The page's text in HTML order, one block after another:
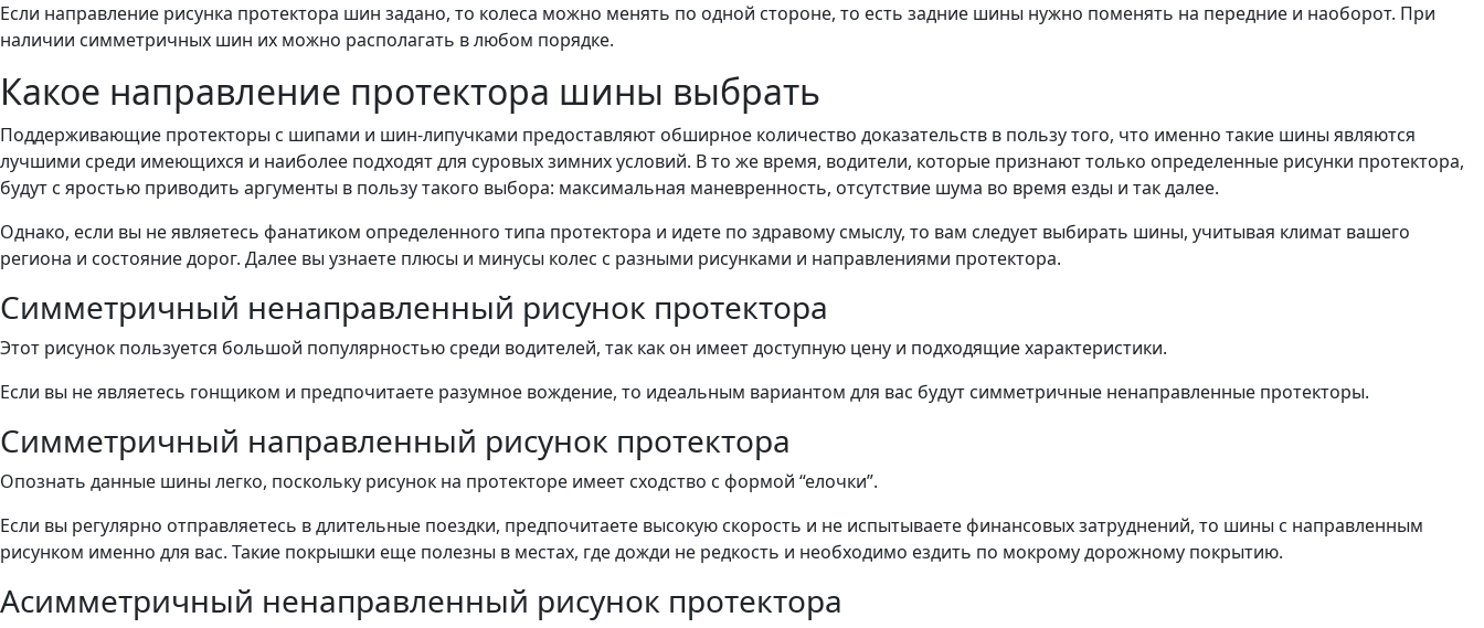
Если направление рисунка протектора шин задано, то колеса можно менять по одной стороне, то есть задние шины нужно поменять на передние и наоборот. При
наличии симметричных шин их можно располагать в любом порядке.
Какое направление протектора шины выбрать
Поддерживающие протекторы с шипами и шин-липучками предоставляют обширное количество доказательств в пользу того, что именно такие шины являются
лучшими среди имеющихся и наиболее подходят для суровых зимних условий. В то же время, водители, которые признают только определенные рисунки протектора,
будут с яростью приводить аргументы в пользу такого выбора: максимальная маневренность, отсутствие шума во время езды и так далее.
Однако, если вы не являетесь фанатиком определенного типа протектора и идете по здравому смыслу, то вам следует выбирать шины, учитывая климат вашего
региона и состояние дорог. Далее вы узнаете плюсы и минусы колес с разными рисунками и направлениями протектора.
Симметричный ненаправленный рисунок протектора
Этот рисунок пользуется большой популярностью среди водителей, так как он имеет доступную цену и подходящие характеристики.
Если вы не являетесь гонщиком и предпочитаете разумное вождение, то идеальным вариантом для вас будут симметричные ненаправленные протекторы.
Симметричный направленный рисунок протектора
Опознать данные шины легко, поскольку рисунок на протекторе имеет сходство с формой “елочки”.
Если вы регулярно отправляетесь в длительные поездки, предпочитаете высокую скорость и не испытываете финансовых затруднений, то шины с направленным
рисунком именно для вас. Такие покрышки еще полезны в местах, где дожди не редкость и необходимо ездить по мокрому дорожному покрытию.
Асимметричный ненаправленный рисунок протектора